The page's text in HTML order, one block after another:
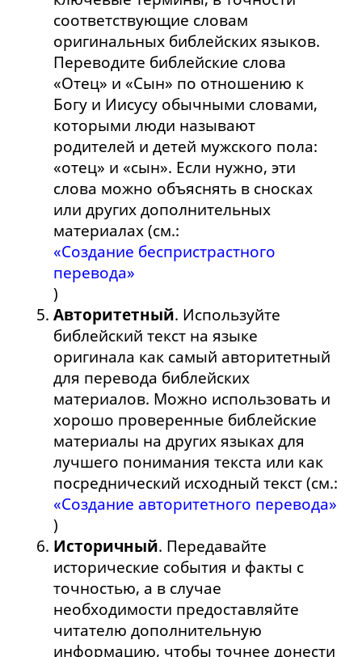
соответствующие словам
оригинальных библейских языков.
Переводите библейские слова
«Отец» и «Сын» по отношению к
Богу и Иисусу обычными словами,
которыми люди называют
родителей и детей мужского пола:
«отец» и «сын». Если нужно, эти
слова можно объяснять в сносках
или других дополнительных
материалах (см.:
«Создание беспристрастного
перевода»
)
Авторитетный. Используйте
библейский текст на языке
оригинала как самый авторитетный
для перевода библейских
материалов. Можно использовать и
хорошо проверенные библейские
материалы на других языках для
лучшего понимания текста или как
посреднический исходный текст (см.:
«Создание авторитетного перевода»
)
Историчный. Передавайте
исторические события и факты с
точностью, а в случае
необходимости предоставляйте
читателю дополнительную
информацию, чтобы точнее донести